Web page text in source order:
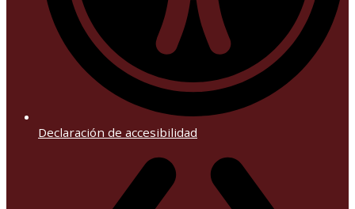
Declaración de accesibilidad